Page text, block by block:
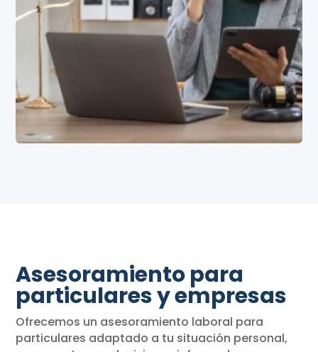
Asesoramiento para
particulares y empresas
Ofrecemos un asesoramiento laboral para
particulares adaptado a tu situación personal,